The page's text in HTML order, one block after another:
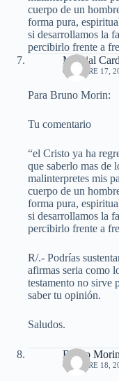
cuerpo de un
forma pura,
si desarrollamos la
percibirlo frente a
Marcial
OCTUBRE 17,
Para Bruno Morin:
Tu comentario
“el Cristo ya ha
que saberlo mas de
malinterpretes mis
cuerpo de un
forma pura,
si desarrollamos la
percibirlo frente a
R/.- Podrías
afirmas seria como
testamento no sirve
saber tu opinión.
Saludos.
Bruno
OCTUBRE 18,